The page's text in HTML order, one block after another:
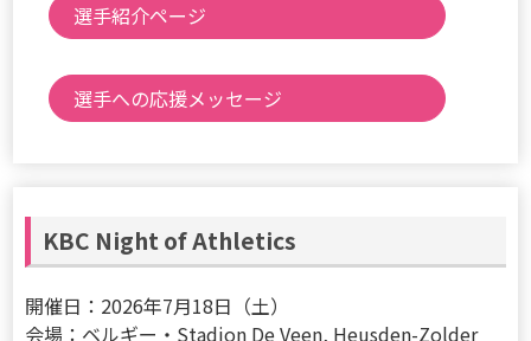
選手紹介ページ
選手への応援メッセージ
KBC Night of Athletics
開催日：2026年7月18日（土）
会場：ベルギー・Stadion De Veen, Heusden-Zolder